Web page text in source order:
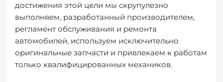
достижения этой цели мы скрупулезно
выполняем, разработанный производителем,
регламент обслуживания и ремонта
автомобилей, используем исключительно
оригинальные запчасти и привлекаем к работам
только квалифицированных механиков.